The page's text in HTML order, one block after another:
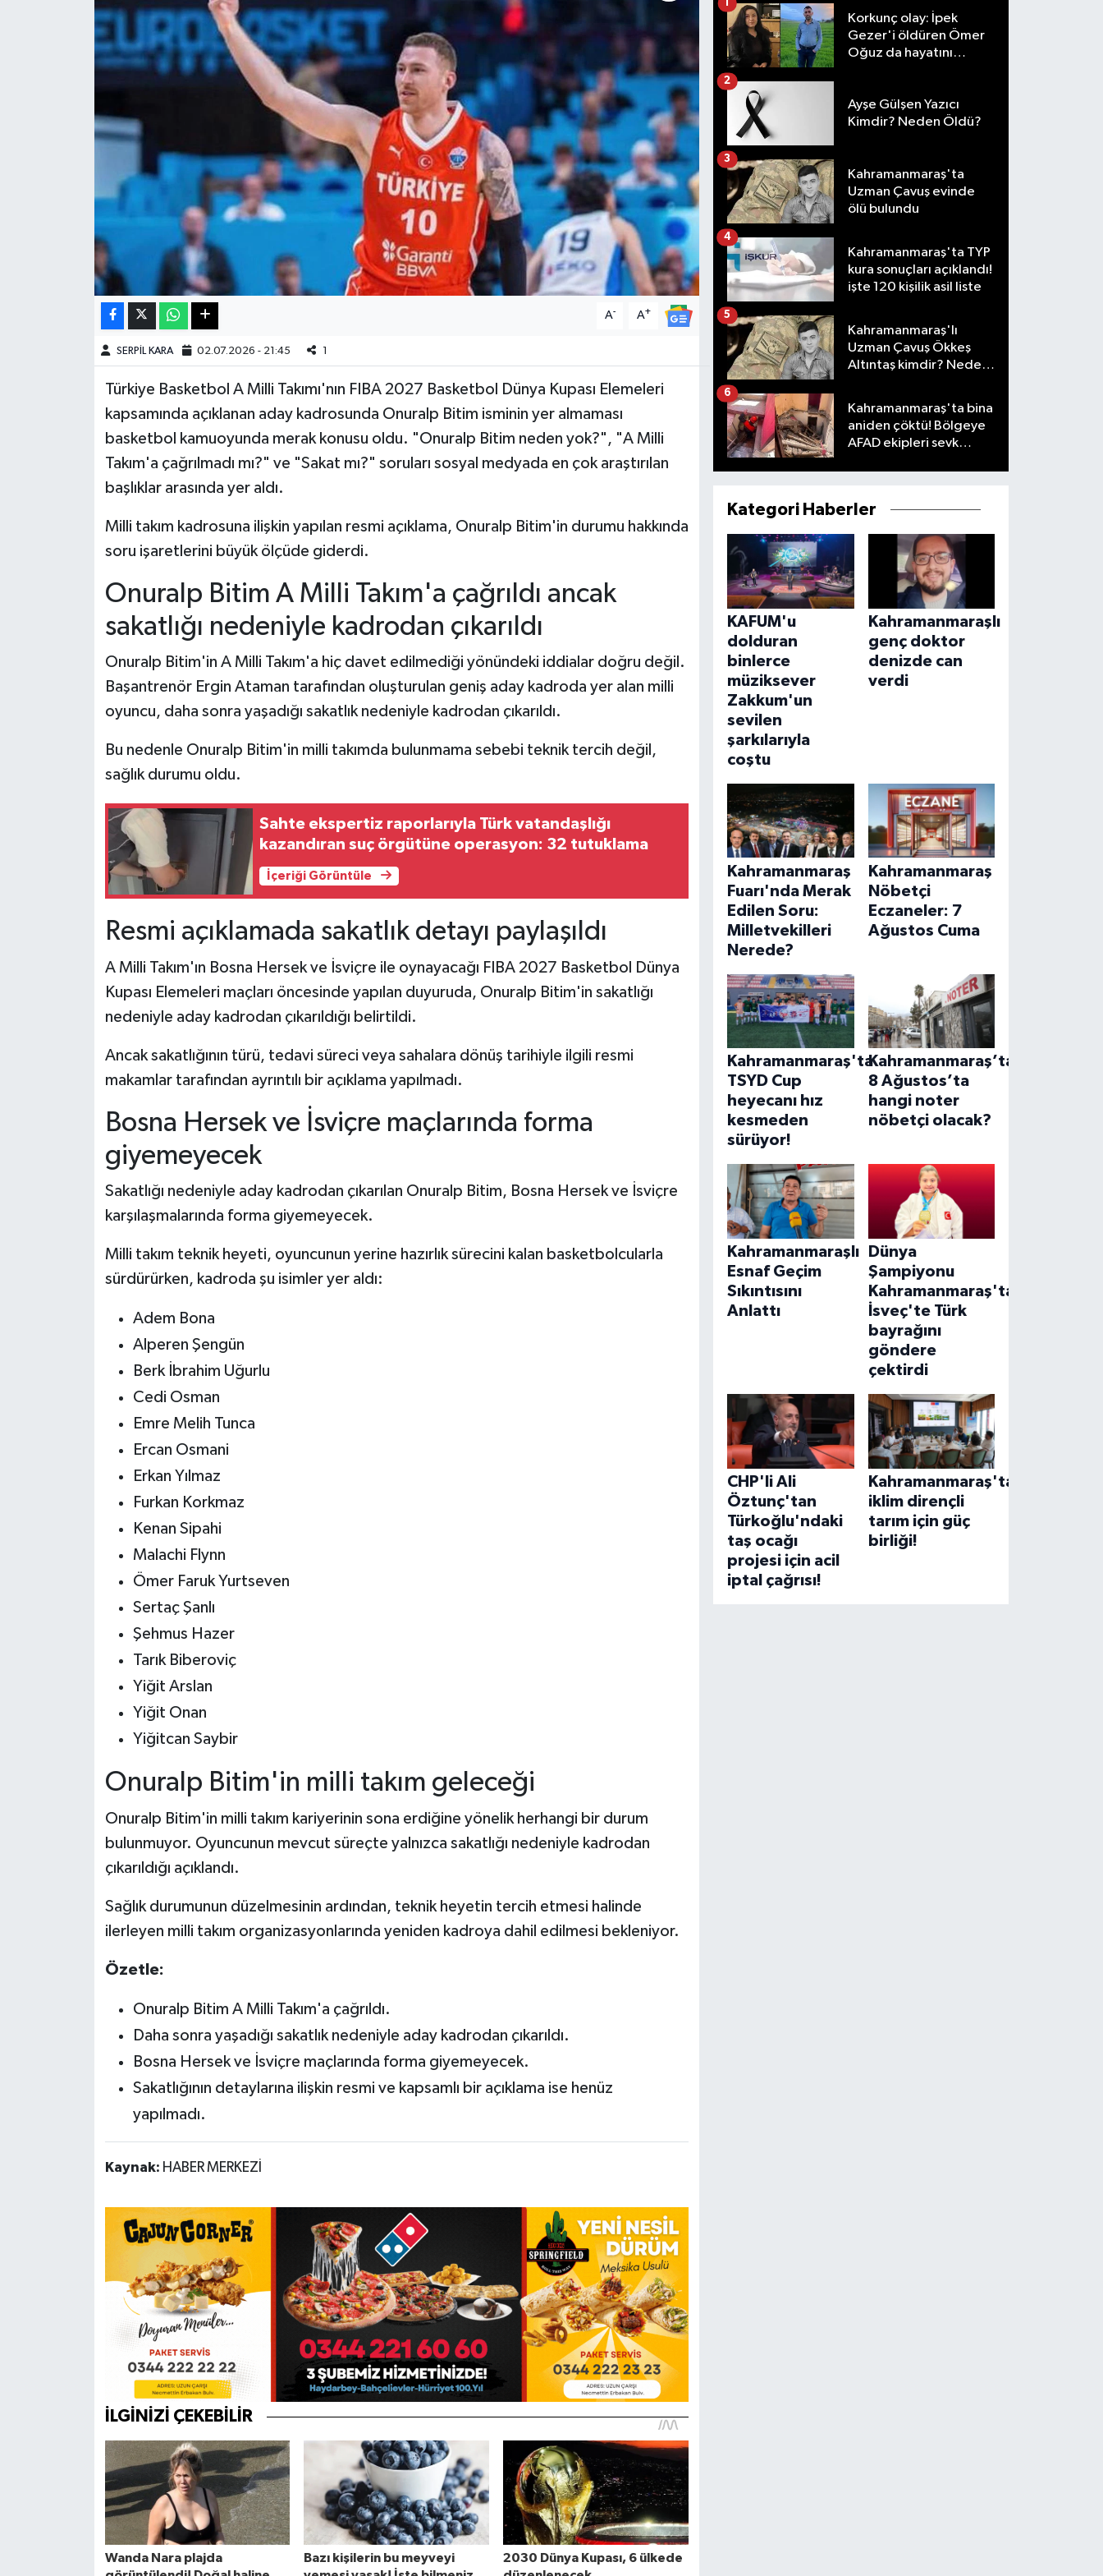
A- A+
SERPİL KARA 02.07.2026 - 21:45 1
Türkiye Basketbol A Milli Takımı'nın FIBA 2027 Basketbol Dünya Kupası Elemeleri
kapsamında açıklanan aday kadrosunda Onuralp Bitim isminin yer almaması
basketbol kamuoyunda merak konusu oldu. "Onuralp Bitim neden yok?", "A Milli
Takım'a çağrılmadı mı?" ve "Sakat mı?" soruları sosyal medyada en çok araştırılan
başlıklar arasında yer aldı.
Milli takım kadrosuna ilişkin yapılan resmi açıklama, Onuralp Bitim'in durumu hakkında
soru işaretlerini büyük ölçüde giderdi.
Onuralp Bitim A Milli Takım'a çağrıldı ancak
sakatlığı nedeniyle kadrodan çıkarıldı
Onuralp Bitim'in A Milli Takım'a hiç davet edilmediği yönündeki iddialar doğru değil.
Başantrenör Ergin Ataman tarafından oluşturulan geniş aday kadroda yer alan milli
oyuncu, daha sonra yaşadığı sakatlık nedeniyle kadrodan çıkarıldı.
Bu nedenle Onuralp Bitim'in milli takımda bulunmama sebebi teknik tercih değil,
sağlık durumu oldu.
Sahte ekspertiz raporlarıyla Türk vatandaşlığı
kazandıran suç örgütüne operasyon: 32 tutuklama
İçeriği Görüntüle
Resmi açıklamada sakatlık detayı paylaşıldı
A Milli Takım'ın Bosna Hersek ve İsviçre ile oynayacağı FIBA 2027 Basketbol Dünya
Kupası Elemeleri maçları öncesinde yapılan duyuruda, Onuralp Bitim'in sakatlığı
nedeniyle aday kadrodan çıkarıldığı belirtildi.
Ancak sakatlığının türü, tedavi süreci veya sahalara dönüş tarihiyle ilgili resmi
makamlar tarafından ayrıntılı bir açıklama yapılmadı.
Bosna Hersek ve İsviçre maçlarında forma
giyemeyecek
Sakatlığı nedeniyle aday kadrodan çıkarılan Onuralp Bitim, Bosna Hersek ve İsviçre
karşılaşmalarında forma giyemeyecek.
Milli takım teknik heyeti, oyuncunun yerine hazırlık sürecini kalan basketbolcularla
sürdürürken, kadroda şu isimler yer aldı:
Adem Bona
Alperen Şengün
Berk İbrahim Uğurlu
Cedi Osman
Emre Melih Tunca
Ercan Osmani
Erkan Yılmaz
Furkan Korkmaz
Kenan Sipahi
Malachi Flynn
Ömer Faruk Yurtseven
Sertaç Şanlı
Şehmus Hazer
Tarık Biberoviç
Yiğit Arslan
Yiğit Onan
Yiğitcan Saybir
Onuralp Bitim'in milli takım geleceği
Onuralp Bitim'in milli takım kariyerinin sona erdiğine yönelik herhangi bir durum
bulunmuyor. Oyuncunun mevcut süreçte yalnızca sakatlığı nedeniyle kadrodan
çıkarıldığı açıklandı.
Sağlık durumunun düzelmesinin ardından, teknik heyetin tercih etmesi halinde
ilerleyen milli takım organizasyonlarında yeniden kadroya dahil edilmesi bekleniyor.
Özetle:
Onuralp Bitim A Milli Takım'a çağrıldı.
Daha sonra yaşadığı sakatlık nedeniyle aday kadrodan çıkarıldı.
Bosna Hersek ve İsviçre maçlarında forma giyemeyecek.
Sakatlığının detaylarına ilişkin resmi ve kapsamlı bir açıklama ise henüz
yapılmadı.
Kaynak: HABER MERKEZİ
Korkunç olay: İpek
Gezer'i öldüren Ömer
Oğuz da hayatını
1
Ayşe Gülşen Yazıcı
Kimdir? Neden Öldü?
2
Kahramanmaraş'ta
Uzman Çavuş evinde
ölü bulundu
3
Kahramanmaraş'ta TYP
kura sonuçları açıklandı!
işte 120 kişilik asil liste
4
Kahramanmaraş'lı
Uzman Çavuş Ökkeş
Altıntaş kimdir? Neden
5
Kahramanmaraş'ta bina
aniden çöktü! Bölgeye
AFAD ekipleri sevk
6
Kategori Haberler
KAFUM'u
dolduran
binlerce
müziksever
Zakkum'un
sevilen
şarkılarıyla
coştu
Kahramanmaraşlı
genç doktor
denizde can
verdi
Kahramanmaraş
Fuarı'nda Merak
Edilen Soru:
Milletvekilleri
Nerede?
Kahramanmaraş
Nöbetçi
Eczaneler: 7
Ağustos Cuma
Kahramanmaraş'ta
TSYD Cup
heyecanı hız
kesmeden
sürüyor!
Kahramanmaraş’ta
8 Ağustos’ta
hangi noter
nöbetçi olacak?
Kahramanmaraşlı
Esnaf Geçim
Sıkıntısını
Anlattı
Dünya
Şampiyonu
Kahramanmaraş'tan!
İsveç'te Türk
bayrağını
göndere
çektirdi
CHP'li Ali
Öztunç'tan
Türkoğlu'ndaki
taş ocağı
projesi için acil
iptal çağrısı!
Kahramanmaraş'ta
iklim dirençli
tarım için güç
birliği!
Haberde İnsan
Kültür Sanat
Magazin
Manşetler
Resmi İlan
SürManşet
Teknoloji
KAHRAMANMARAŞ